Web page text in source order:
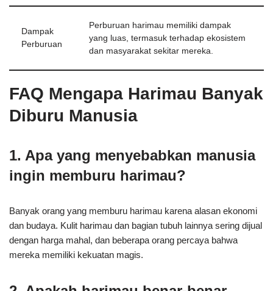
Dampak
Perburuan
Perburuan harimau memiliki dampak
yang luas, termasuk terhadap ekosistem
dan masyarakat sekitar mereka.
FAQ Mengapa Harimau Banyak
Diburu Manusia
1. Apa yang menyebabkan manusia
ingin memburu harimau?
Banyak orang yang memburu harimau karena alasan ekonomi
dan budaya. Kulit harimau dan bagian tubuh lainnya sering dijual
dengan harga mahal, dan beberapa orang percaya bahwa
mereka memiliki kekuatan magis.